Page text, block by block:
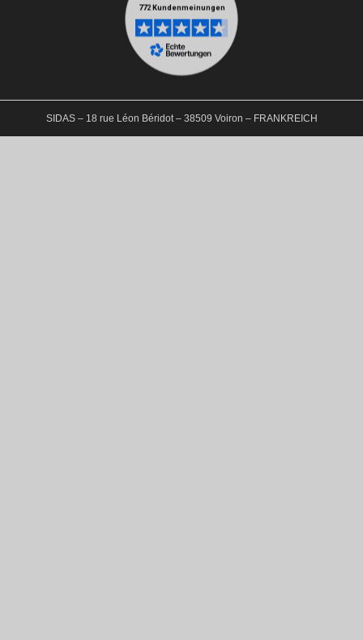
SIDAS – 18 rue Léon Béridot – 38509 Voiron – FRANKREICH